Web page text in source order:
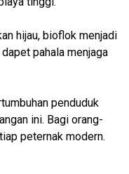
hijau, bioflok menjadi
pahala menjaga
penduduk
ini. Bagi orang-
peternak modern.